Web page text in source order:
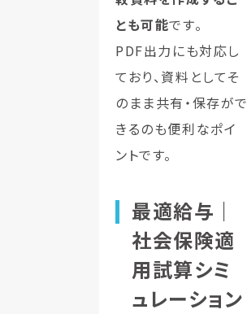
とも可能です。
PDF出力にも対応し
ており、資料としてそ
のまま共有・保存がで
きるのも便利なポイ
ントです。
最適給与｜
社会保険適
用試算シミ
ュレーション